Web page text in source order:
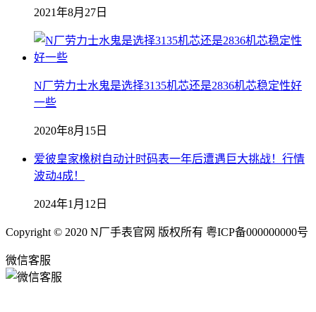
2021年8月27日
N厂劳力士水鬼是选择3135机芯还是2836机芯稳定性好
一些
2020年8月15日
爱彼皇家橡树自动计时码表一年后遭遇巨大挑战！行情
波动4成！
2024年1月12日
Copyright © 2020 N厂手表官网 版权所有 粤ICP备000000000号
微信客服